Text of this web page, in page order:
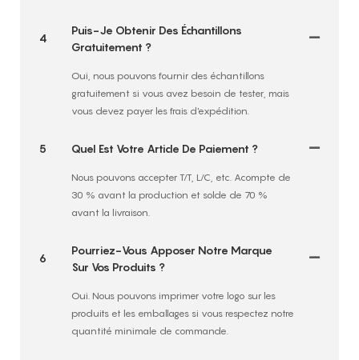
4
Puis-Je Obtenir Des Échantillons
Gratuitement ?
Oui, nous pouvons fournir des échantillons
gratuitement si vous avez besoin de tester, mais
vous devez payer les frais d'expédition.
5 Quel Est Votre Article De Paiement ?
Nous pouvons accepter T/T, L/C, etc. Acompte de
30 % avant la production et solde de 70 %
avant la livraison.
6
Pourriez-Vous Apposer Notre Marque
Sur Vos Produits ?
Oui. Nous pouvons imprimer votre logo sur les
produits et les emballages si vous respectez notre
quantité minimale de commande.